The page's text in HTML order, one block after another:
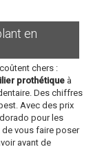
en
coûtent chers :
prothétique à
Des chiffres
Avec des prix
pour les
de vous faire poser
avant de